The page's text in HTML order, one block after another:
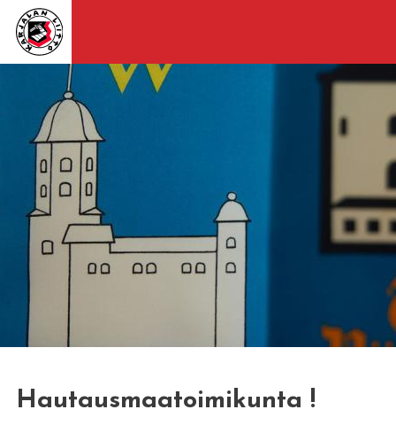
Hautausmaatoimikunta !